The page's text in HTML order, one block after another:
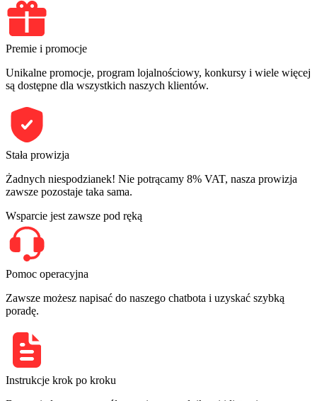
Premie i promocje
Unikalne promocje, program lojalnościowy, konkursy i wiele więcej
są dostępne dla wszystkich naszych klientów.
Stała prowizja
Żadnych niespodzianek! Nie potrącamy 8% VAT, nasza prowizja
zawsze pozostaje taka sama.
Wsparcie jest zawsze pod ręką
Pomoc operacyjna
Zawsze możesz napisać do naszego chatbota i uzyskać szybką
poradę.
Instrukcje krok po kroku